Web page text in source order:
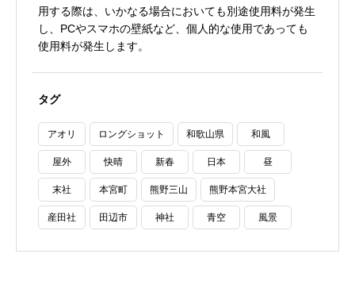
用する際は、いかなる場合においても別途使用料が発生
し、PCやスマホの壁紙など、個人的な使用であっても
使用料が発生します。
タグ
アオリ ロングショット 和歌山県 和風
屋外 快晴 新春 日本 昼
末社 本宮町 熊野三山 熊野本宮大社
産田社 田辺市 神社 青空 風景